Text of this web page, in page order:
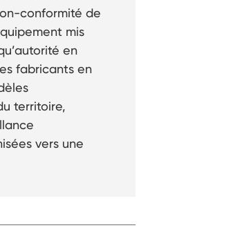
conformité de
mis
en
fabricants en
territoire,
vers une